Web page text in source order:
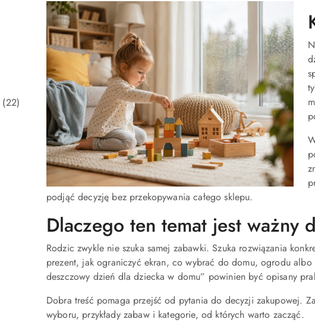
(22)
podjąć decyzję bez przekopywania całego sklepu.
Dlaczego ten temat jest ważny
Rodzic zwykle nie szuka samej zabawki. Szuka rozwiązania
prezent, jak ograniczyć ekran, co wybrać do domu, ogrodu albo
deszczowy dzień dla dziecka w domu” powinien być opisany
Dobra treść pomaga przejść od pytania do decyzji zakupowej.
wyboru, przykłady zabaw i kategorie, od których warto zacząć.